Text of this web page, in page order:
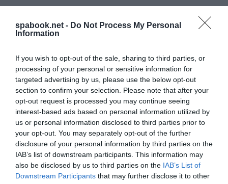
spabook.net - Do Not Process My Personal
Information
If you wish to opt-out of the sale, sharing to third parties, or
processing of your personal or sensitive information for
targeted advertising by us, please use the below opt-out
section to confirm your selection. Please note that after your
opt-out request is processed you may continue seeing
interest-based ads based on personal information utilized by
us or personal information disclosed to third parties prior to
your opt-out. You may separately opt-out of the further
disclosure of your personal information by third parties on the
IAB’s list of downstream participants. This information may
also be disclosed by us to third parties on the IAB’s List of
Downstream Participants that may further disclose it to other